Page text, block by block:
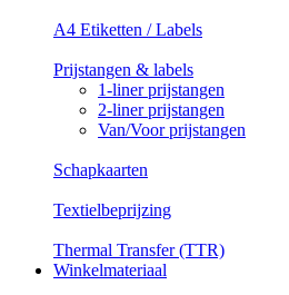
A4 Etiketten / Labels
Prijstangen & labels
1-liner prijstangen
2-liner prijstangen
Van/Voor prijstangen
Schapkaarten
Textielbeprijzing
Thermal Transfer (TTR)
Winkelmateriaal